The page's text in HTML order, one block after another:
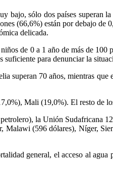
bajo, sólo dos países superan
(66,6%) están por debajo de
delicada.
de 0 a 1 año de más de
para denunciar la
superan 70 años, mientras
Mali (19,0%). El resto de
la Unión Sudafricana
(596 dólares), Níger,
general, el acceso al